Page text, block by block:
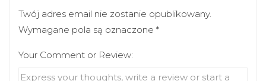
Twój adres email nie zostanie opublikowany.
Wymagane pola są oznaczone *
Your Comment or Review: